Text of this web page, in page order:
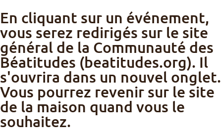
En cliquant sur un événement,
vous serez redirigés sur le site
général de la Communauté des
Béatitudes (beatitudes.org). Il
s'ouvrira dans un nouvel onglet.
Vous pourrez revenir sur le site
de la maison quand vous le
souhaitez.